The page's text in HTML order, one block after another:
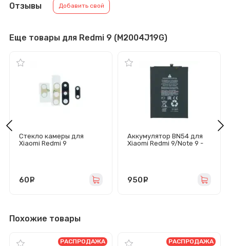
Отзывы Добавить свой
Еще товары для Redmi 9 (M2004J19G)
Стекло камеры для
Xiaomi Redmi 9
60
Аккумулятор BN54 для
Xiaomi Redmi 9/Note 9 -
950
Похожие товары
РАСПРОДАЖА РАСПРОДАЖА